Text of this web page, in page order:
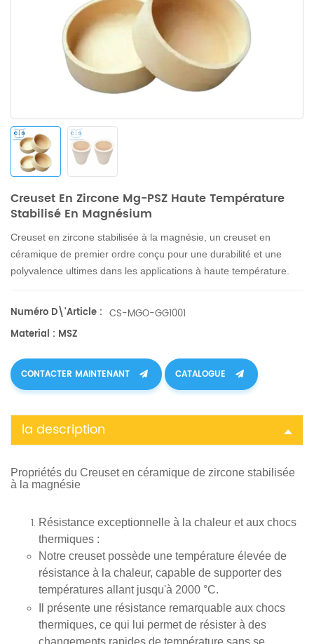
Creuset En Zircone Mg-PSZ Haute Température
Stabilisé En Magnésium
Creuset en zircone stabilisée à la magnésie, un creuset en
céramique de premier ordre conçu pour une durabilité et une
polyvalence ultimes dans les applications à haute température.
Numéro D\'article : CS-MGO-GG1001
Material : MSZ
CONTACTER MAINTENANT CATALOGUE
la description
Propriétés du Creuset en céramique de zircone stabilisée
à la magnésie
Résistance exceptionnelle à la chaleur et aux chocs
thermiques :
Notre creuset possède une température élevée de
résistance à la chaleur, capable de supporter des
températures allant jusqu'à 2000 °C.
Il présente une résistance remarquable aux chocs
thermiques, ce qui lui permet de résister à des